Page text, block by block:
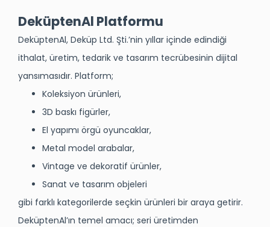
DeküptenAl Platformu
DeküptenAl, Deküp Ltd. Şti.’nin yıllar içinde edindiği
ithalat, üretim, tedarik ve tasarım tecrübesinin dijital
yansımasıdır. Platform;
Koleksiyon ürünleri,
3D baskı figürler,
El yapımı örgü oyuncaklar,
Metal model arabalar,
Vintage ve dekoratif ürünler,
Sanat ve tasarım objeleri
gibi farklı kategorilerde seçkin ürünleri bir araya getirir.
DeküptenAl’ın temel amacı; seri üretimden